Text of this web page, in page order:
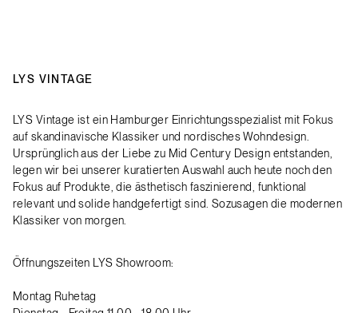
LYS VINTAGE
LYS Vintage ist ein Hamburger Einrichtungsspezialist mit Fokus
auf skandinavische Klassiker und nordisches Wohndesign.
Ursprünglich aus der Liebe zu Mid Century Design entstanden,
legen wir bei unserer kuratierten Auswahl auch heute noch den
Fokus auf Produkte, die ästhetisch faszinierend, funktional
relevant und solide handgefertigt sind. Sozusagen die modernen
Klassiker von morgen.
Öffnungszeiten LYS Showroom:
Montag Ruhetag